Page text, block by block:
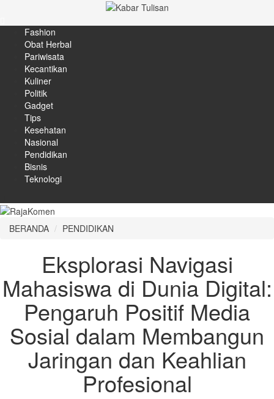
Fashion
Obat Herbal
Pariwisata
Kecantikan
Kuliner
Politik
Gadget
Tips
Kesehatan
Nasional
Pendidikan
Bisnis
Teknologi
BERANDA PENDIDIKAN
Eksplorasi Navigasi
Mahasiswa di Dunia Digital:
Pengaruh Positif Media
Sosial dalam Membangun
Jaringan dan Keahlian
Profesional